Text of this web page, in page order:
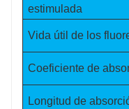
estimulada
Vida útil de los
Coeficiente de
Longitud de